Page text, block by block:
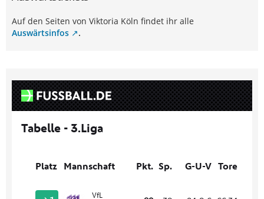
Auf den Seiten von Viktoria Köln findet ihr alle
Auswärtsinfos
.